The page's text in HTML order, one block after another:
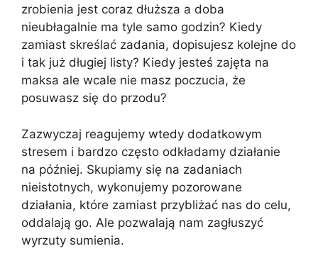
zrobienia jest coraz dłuższa a doba
nieubłagalnie ma tyle samo godzin? Kiedy
zamiast skreślać zadania, dopisujesz kolejne do
i tak już długiej listy? Kiedy jesteś zajęta na
maksa ale wcale nie masz poczucia, że
posuwasz się do przodu?
Zazwyczaj reagujemy wtedy dodatkowym
stresem i bardzo często odkładamy działanie
na później. Skupiamy się na zadaniach
nieistotnych, wykonujemy pozorowane
działania, które zamiast przybliżać nas do celu,
oddalają go. Ale pozwalają nam zagłuszyć
wyrzuty sumienia.